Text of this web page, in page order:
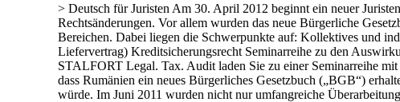
> Deutsch für Juristen Am 30. April 2012 beginnt ein neuer
Rechtsänderungen. Vor allem wurden das neue Bürgerliche
Bereichen. Dabei liegen die Schwerpunkte auf: Kollektives und
Liefervertrag) Kreditsicherungsrecht Seminarreihe zu den
STALFORT Legal. Tax. Audit laden Sie zu einer Seminarreihe
dass Rumänien ein neues Bürgerliches Gesetzbuch („BGB“)
würde. Im Juni 2011 wurden nicht nur umfangreiche